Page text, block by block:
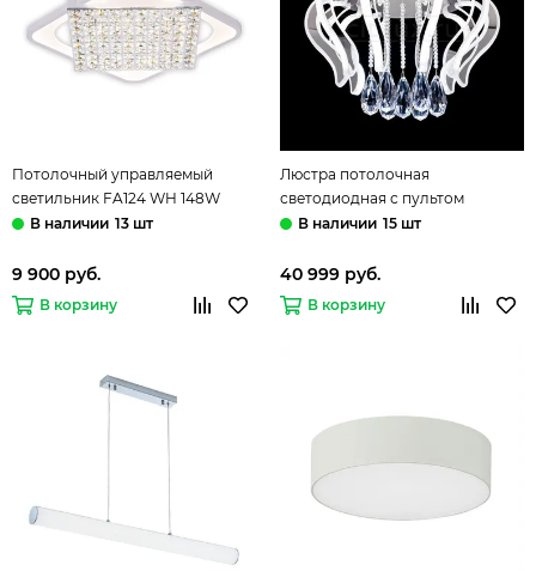
Потолочный управляемый
светильник FA124 WH 148W
белый Modern Acrylic Ambrella
13 шт
9 900 руб.
В корзину
Люстра потолочная
светодиодная с пультом
EL334C82.1 хром Krown Eletto
15 шт
40 999 руб.
В корзину